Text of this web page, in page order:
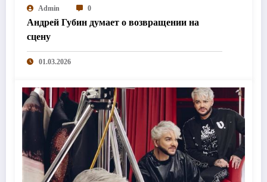
Admin 0
Андрей Губин думает о возвращении на
сцену
01.03.2026